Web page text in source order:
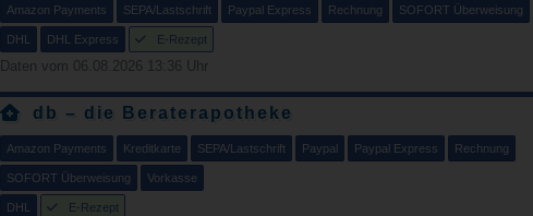
Amazon Payments SEPA/Lastschrift Paypal Express Rechnung SOFORT Überweisung
DHL DHL Express E-Rezept
Daten vom 06.08.2026 13:36 Uhr
db – die Beraterapotheke
Amazon Payments Kreditkarte SEPA/Lastschrift Paypal Paypal Express Rechnung
SOFORT Überweisung Vorkasse
DHL E-Rezept